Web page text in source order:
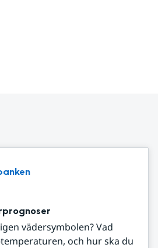
vädersymbolen? Vad
temperaturen, och hur ska du